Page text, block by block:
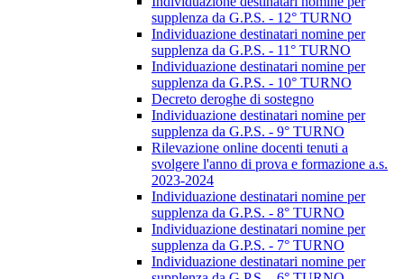
supplenza da G.P.S. - 12° TURNO
Individuazione destinatari nomine per
supplenza da G.P.S. - 11° TURNO
Individuazione destinatari nomine per
supplenza da G.P.S. - 10° TURNO
Decreto deroghe di sostegno
Individuazione destinatari nomine per
supplenza da G.P.S. - 9° TURNO
Rilevazione online docenti tenuti a
svolgere l'anno di prova e formazione a.s.
2023-2024
Individuazione destinatari nomine per
supplenza da G.P.S. - 8° TURNO
Individuazione destinatari nomine per
supplenza da G.P.S. - 7° TURNO
Individuazione destinatari nomine per